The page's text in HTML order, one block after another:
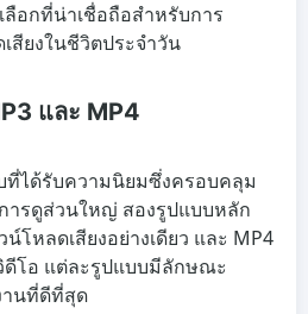
ลือกที่น่าเชื่อถือสำหรับการ
สียงในชีวิตประจำวัน
และ MP4
ที่ได้รับความนิยมซึ่งครอบคลุม
ารดูส่วนใหญ่ สองรูปแบบหลัก
โหลดเสียงอย่างเดียว และ MP4
โอ แต่ละรูปแบบมีลักษณะ
านที่ดีที่สุด